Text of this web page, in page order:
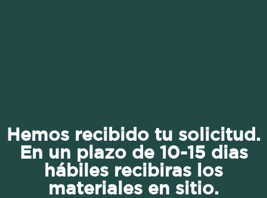
Hemos recibido tu solicitud.
En un plazo de 10-15 dias
hábiles recibiras los
materiales en sitio.